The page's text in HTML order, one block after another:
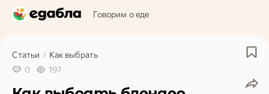
Говорим о еде
Статьи / Как выбрать
0
197